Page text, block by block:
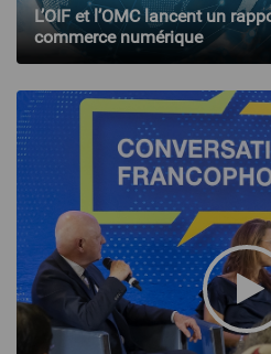
L’OIF et l’OMC lancent un
commerce numérique